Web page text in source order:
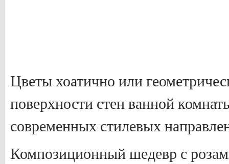
Цветы хоатично или
поверхности стен ванной
современных стилевых
Композиционный шедевр с